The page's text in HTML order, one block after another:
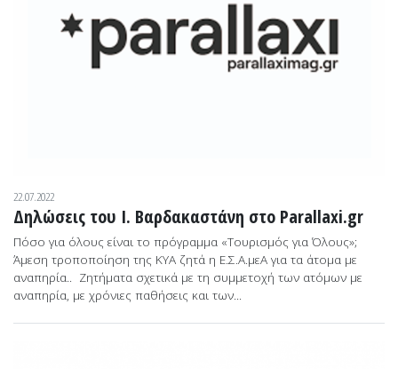
22.07.2022
Δηλώσεις του Ι. Βαρδακαστάνη στο Parallaxi.gr
Πόσο για όλους είναι το πρόγραμμα «Τουρισμός για Όλους»;
Άμεση τροποποίηση της ΚΥΑ ζητά η Ε.Σ.Α.μεΑ για τα άτομα με
αναπηρία.. Ζητήματα σχετικά με τη συμμετοχή των ατόμων με
αναπηρία, με χρόνιες παθήσεις και των...